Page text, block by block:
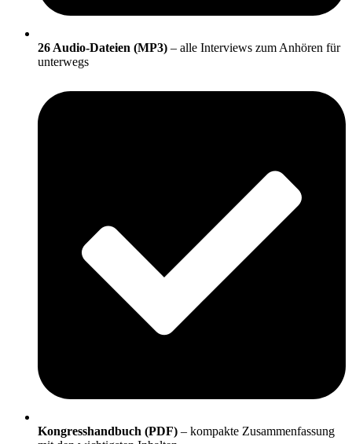
26 Audio-Dateien (MP3) – alle Interviews zum Anhören für
unterwegs
Kongresshandbuch (PDF) – kompakte Zusammenfassung